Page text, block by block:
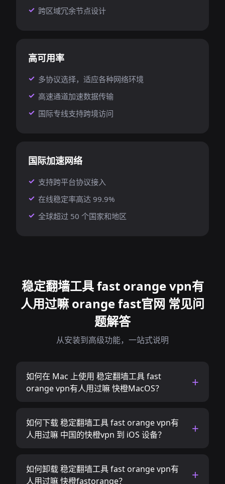
跨区域冗余节点设计
高可用率
多协议选择，适应各种网络环境
高速通道加速数据传输
国际专线支持跨境访问
国际加速网络
支持跨平台协议接入
在线稳定率高达 99.9%
全球超过 50 个国家和地区
稳定翻墙工具 fast orange vpn有
人用过嘛 orange fast官网 常见问
题解答
从安装到高级功能，一站式说明
如何在 Mac 上使用 稳定翻墙工具 fast
orange vpn有人用过嘛 快橙MacOS？
如何下载 稳定翻墙工具 fast orange vpn有
人用过嘛 中国的快橙vpn 到 iOS 设备？
如何卸载 稳定翻墙工具 fast orange vpn有
人用过嘛 快橙fastorange？